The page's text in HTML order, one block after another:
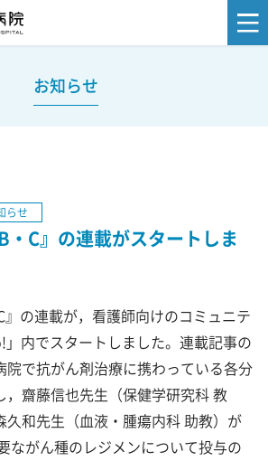
お知らせ
らせ
・C』の連載がスタートしま
』の連載が，看護師向けのコミュニテ
内でスタートしました。連載記事の
院で抗がん剤治療に携わっている各分
，齋藤信也先生（保健学研究科 教
久和先生（血液・腫瘍内科 助教）が
ながん種のレジメンについて投与の